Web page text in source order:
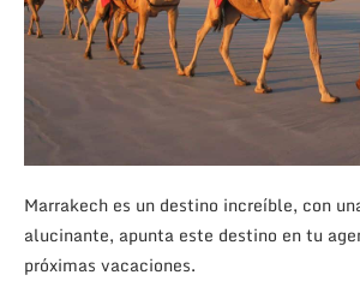
Marrakech es un destino increíble, con
alucinante, apunta este destino en tu
próximas vacaciones.